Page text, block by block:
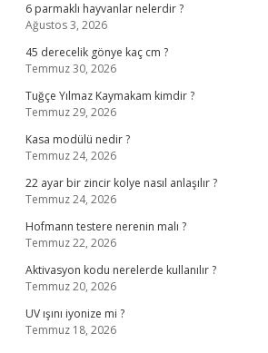
6 parmaklı hayvanlar nelerdir ?
Ağustos 3, 2026
45 derecelik gönye kaç cm ?
Temmuz 30, 2026
Tuğçe Yılmaz Kaymakam kimdir ?
Temmuz 29, 2026
Kasa modülü nedir ?
Temmuz 24, 2026
22 ayar bir zincir kolye nasıl anlaşılır ?
Temmuz 24, 2026
Hofmann testere nerenin malı ?
Temmuz 22, 2026
Aktivasyon kodu nerelerde kullanılır ?
Temmuz 20, 2026
UV ışını iyonize mi ?
Temmuz 18, 2026